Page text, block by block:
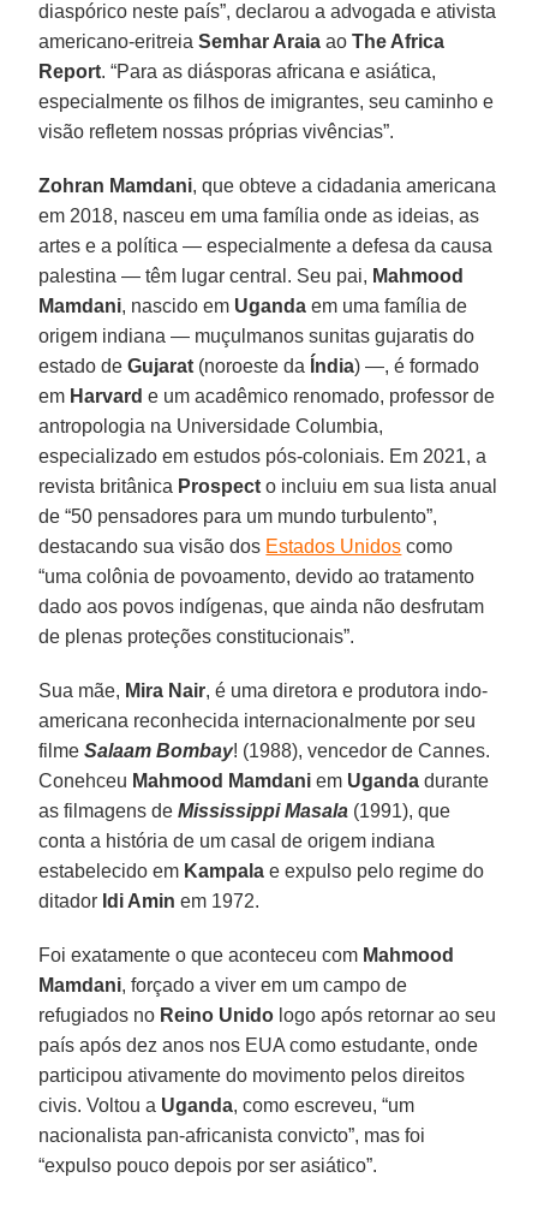
diaspórico neste país”, declarou a advogada e ativista
americano-eritreiaSemhar Araia aoThe Africa
Report. “Para as diásporas africana e asiática,
especialmente os filhos de imigrantes, seu caminho e
visão refletem nossas próprias vivências”.
Zohran Mamdani, que obteve a cidadania americana
em 2018, nasceu em uma família onde as ideias, as
artes e a política — especialmente a defesa da causa
palestina — têm lugar central. Seu pai, Mahmood
Mamdani, nascido em Uganda em uma família de
origem indiana — muçulmanos sunitas gujaratis do
estado deGujarat (noroeste da Índia) —, é formado
em Harvard e um acadêmico renomado, professor de
antropologia na Universidade Columbia,
especializado em estudos pós-coloniais. Em 2021, a
revista britânica Prospect o incluiu em sua lista anual
de “50 pensadores para um mundo turbulento”,
destacando sua visão dos Estados Unidos como
“uma colônia de povoamento, devido ao tratamento
dado aos povos indígenas, que ainda não desfrutam
de plenas proteções constitucionais”.
Sua mãe, Mira Nair, é uma diretora e produtora indo-
americana reconhecida internacionalmente por seu
filmeSalaam Bombay! (1988), vencedor de Cannes.
Conehceu Mahmood Mamdani em Uganda durante
as filmagens deMississippi Masala (1991), que
conta a história de um casal de origem indiana
estabelecido em Kampala e expulso pelo regime do
ditador Idi Amin em 1972.
Foi exatamente o que aconteceu com Mahmood
Mamdani, forçado a viver em um campo de
refugiados no Reino Unido logo após retornar ao seu
país após dez anos nos EUA como estudante, onde
participou ativamente do movimento pelos direitos
civis. Voltou a Uganda, como escreveu, “um
nacionalista pan-africanista convicto”, mas foi
“expulso pouco depois por ser asiático”.